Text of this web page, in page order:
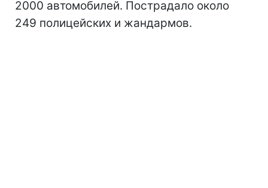
2000 автомобилей. Пострадало около
249 полицейских и жандармов.